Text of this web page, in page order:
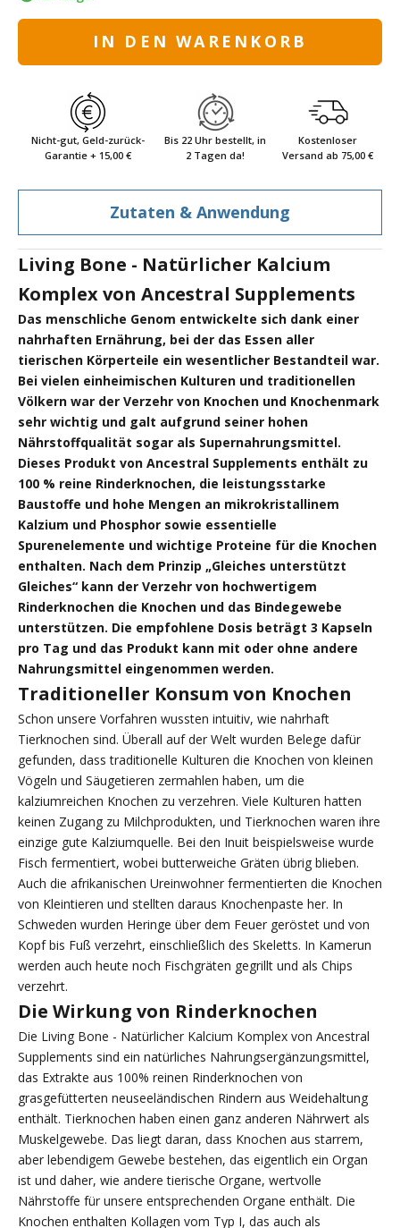
IN DEN WARENKORB
Nicht-gut, Geld-zurück-
Garantie + 15,00 €
Bis 22 Uhr bestellt, in
2 Tagen da!
Kostenloser
Versand ab 75,00 €
Zutaten & Anwendung
Living Bone - Natürlicher Kalcium
Komplex von Ancestral Supplements
Das menschliche Genom entwickelte sich dank einer
nahrhaften Ernährung, bei der das Essen aller
tierischen Körperteile ein wesentlicher Bestandteil war.
Bei vielen einheimischen Kulturen und traditionellen
Völkern war der Verzehr von Knochen und Knochenmark
sehr wichtig und galt aufgrund seiner hohen
Nährstoffqualität sogar als Supernahrungsmittel.
Dieses Produkt von Ancestral Supplements enthält zu
100 % reine Rinderknochen, die leistungsstarke
Baustoffe und hohe Mengen an mikrokristallinem
Kalzium und Phosphor sowie essentielle
Spurenelemente und wichtige Proteine für die Knochen
enthalten. Nach dem Prinzip „Gleiches unterstützt
Gleiches“ kann der Verzehr von hochwertigem
Rinderknochen die Knochen und das Bindegewebe
unterstützen. Die empfohlene Dosis beträgt 3 Kapseln
pro Tag und das Produkt kann mit oder ohne andere
Nahrungsmittel eingenommen werden.
Traditioneller Konsum von Knochen
Schon unsere Vorfahren wussten intuitiv, wie nahrhaft
Tierknochen sind. Überall auf der Welt wurden Belege dafür
gefunden, dass traditionelle Kulturen die Knochen von kleinen
Vögeln und Säugetieren zermahlen haben, um die
kalziumreichen Knochen zu verzehren. Viele Kulturen hatten
keinen Zugang zu Milchprodukten, und Tierknochen waren ihre
einzige gute Kalziumquelle. Bei den Inuit beispielsweise wurde
Fisch fermentiert, wobei butterweiche Gräten übrig blieben.
Auch die afrikanischen Ureinwohner fermentierten die Knochen
von Kleintieren und stellten daraus Knochenpaste her. In
Schweden wurden Heringe über dem Feuer geröstet und von
Kopf bis Fuß verzehrt, einschließlich des Skeletts. In Kamerun
werden auch heute noch Fischgräten gegrillt und als Chips
verzehrt.
Die Wirkung von Rinderknochen
Die Living Bone - Natürlicher Kalcium Komplex von Ancestral
Supplements sind ein natürliches Nahrungsergänzungsmittel,
das Extrakte aus 100% reinen Rinderknochen von
grasgefütterten neuseeländischen Rindern aus Weidehaltung
enthält. Tierknochen haben einen ganz anderen Nährwert als
Muskelgewebe. Das liegt daran, dass Knochen aus starrem,
aber lebendigem Gewebe bestehen, das eigentlich ein Organ
ist und daher, wie andere tierische Organe, wertvolle
Nährstoffe für unsere entsprechenden Organe enthält. Die
Knochen enthalten Kollagen vom Typ I, das auch als